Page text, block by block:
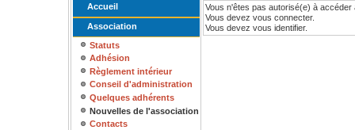
Accueil
Association
Statuts
Adhésion
Règlement intérieur
Conseil d'administration
Quelques adhérents
Nouvelles de l'association
Contacts
Vous n'êtes pas autorisé(e) à
Vous devez vous connecter.
Vous devez vous identifier.